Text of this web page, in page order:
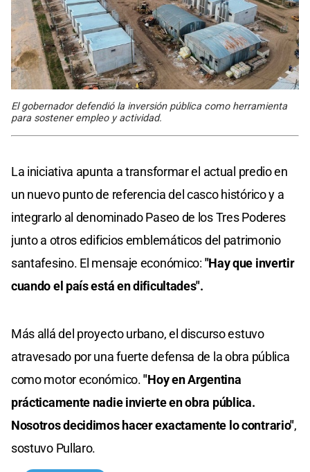
El gobernador defendió la inversión pública como herramienta
para sostener empleo y actividad.
La iniciativa apunta a transformar el actual predio en
un nuevo punto de referencia del casco histórico y a
integrarlo al denominado Paseo de los Tres Poderes
junto a otros edificios emblemáticos del patrimonio
santafesino. El mensaje económico: "Hay que invertir
cuando el país está en dificultades".
Más allá del proyecto urbano, el discurso estuvo
atravesado por una fuerte defensa de la obra pública
como motor económico."Hoy en Argentina
prácticamente nadie invierte en obra pública.
Nosotros decidimos hacer exactamente lo contrario",
sostuvo Pullaro.